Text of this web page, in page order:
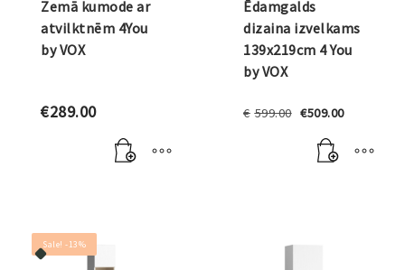
Zemā kumode ar
atvilktnēm 4You
by VOX
€289.00
Ēdamgalds
dizaina izvelkams
139x219cm 4 You
by VOX
€ 599.00 Original
was:
€599.00.
€509.00Current
is:
€509.00.
Sale! -13%